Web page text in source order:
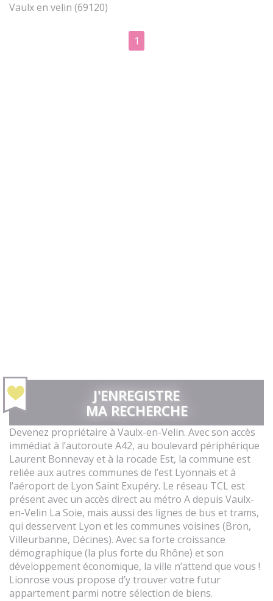
J'ENREGISTRE
MA RECHERCHE
Devenez propriétaire à Vaulx-en-Velin. Avec son accès
immédiat à l’autoroute A42, au boulevard périphérique
Laurent Bonnevay et à la rocade Est, la commune est
reliée aux autres communes de l’est Lyonnais et à
l’aéroport de Lyon Saint Exupéry. Le réseau TCL est
présent avec un accès direct au métro A depuis Vaulx-
en-Velin La Soie, mais aussi des lignes de bus et trams,
qui desservent Lyon et les communes voisines (Bron,
Villeurbanne, Décines). Avec sa forte croissance
démographique (la plus forte du Rhône) et son
développement économique, la ville n’attend que vous !
Lionrose vous propose d’y trouver votre futur
appartement parmi notre sélection de biens.
Vaulx en velin (69120)
1